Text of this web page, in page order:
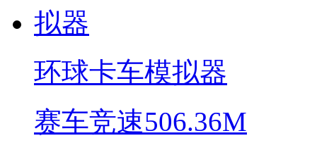
环球卡车模拟器
赛车竞速506.36M